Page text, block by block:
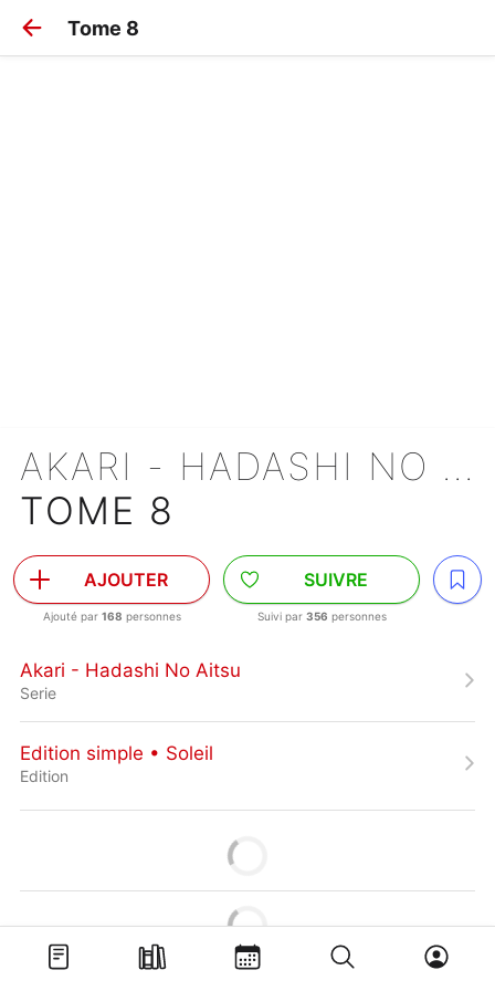
Tome 8
AKARI - HADASHI NO AITSU
TOME 8
AJOUTER
Ajouté par 168 personnes
SUIVRE
Suivi par 356 personnes
Akari - Hadashi No Aitsu
Serie
Edition simple • Soleil
Edition